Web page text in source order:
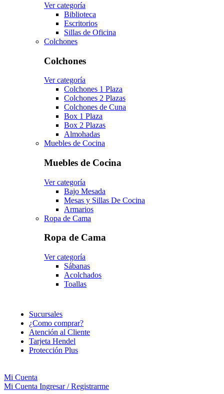
Ver categoría
Biblioteca
Escritorios
Sillas de Oficina
Colchones
Colchones
Ver categoría
Colchones 1 Plaza
Colchones 2 Plazas
Colchones de Cuna
Box 1 Plaza
Box 2 Plazas
Almohadas
Muebles de Cocina
Muebles de Cocina
Ver categoría
Bajo Mesada
Mesas y Sillas De Cocina
Armarios
Ropa de Cama
Ropa de Cama
Ver categoría
Sábanas
Acolchados
Toallas
Sucursales
¿Como comprar?
Atención al Cliente
Tarjeta Hendel
Protección Plus
Mi Cuenta
Mi Cuenta Ingresar / Registrarme